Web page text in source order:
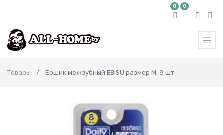
0 0
Товары Ёршик межзубный EBISU размер M, 8 шт